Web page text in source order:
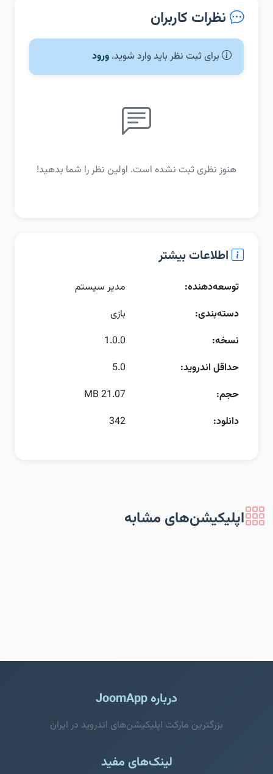
نظرات کاربران
برای ثبت نظر باید وارد شوید. ورود
هنوز نظری ثبت نشده است. اولین نظر را شما بدهید!
اطلاعات بیشتر
توسعه‌دهنده:
مدیر سیستم
دسته‌بندی:
بازی
نسخه:
1.0.0
حداقل اندروید:
5.0
حجم:
21.07 MB
دانلود:
342
اپلیکیشن‌های مشابه
درباره JoomApp
بزرگترین مارکت اپلیکیشن‌های اندروید در ایران
لینک‌های مفید